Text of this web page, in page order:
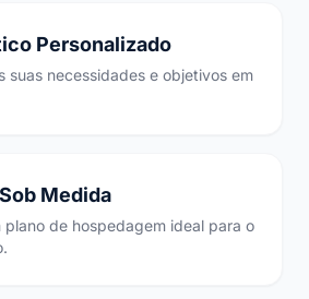
Personalizado
suas necessidades e objetivos em
Medida
plano de hospedagem ideal para o